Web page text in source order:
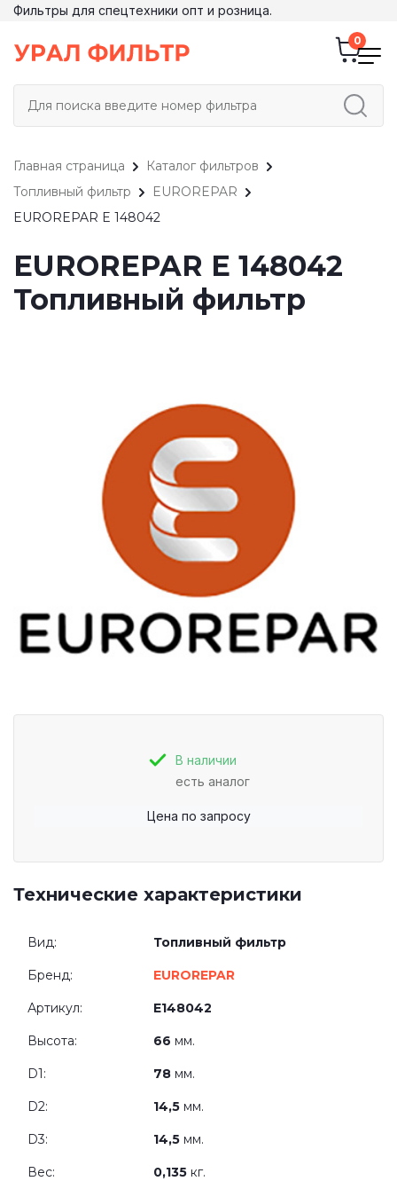
Фильтры для спецтехники опт и розница.
Главная страница
Каталог фильтров
Топливный фильтр
EUROREPAR
EUROREPAR E 148042
EUROREPAR E 148042
Топливный фильтр
В наличии
есть аналог
Цена по запросу
Технические характеристики
Вид: Топливный фильтр
Бренд: EUROREPAR
Артикул: E148042
Высота: 66 мм.
D1: 78 мм.
D2: 14,5 мм.
D3: 14,5 мм.
Вес: 0,135 кг.